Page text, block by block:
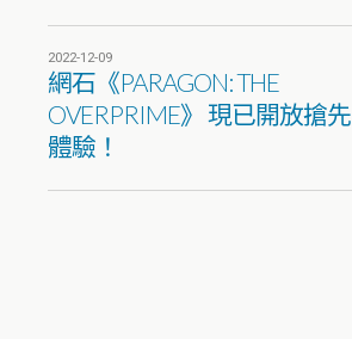
2022-12-09
網石《PARAGON: THE
OVERPRIME》 現已開放搶先
體驗！